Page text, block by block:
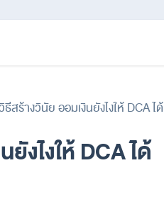
ธีสร้างวินัย ออมเงินยังไงให้ DCA ได้
งไงให้ DCA ได้